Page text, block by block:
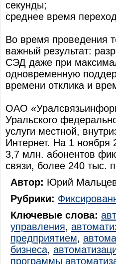
секунды;
среднее время
Во время проведения
важный результат:
СЭД даже при
одновременную
времени отклика и
ОАО
Уральского
услуги местной,
Интернет. На 1
3,7 млн. абонентов
связи, более 240 тыс.
Автор: Юрий
Рубрики:
Ключевые слова:
управления,
предприятием,
бизнеса,
программы